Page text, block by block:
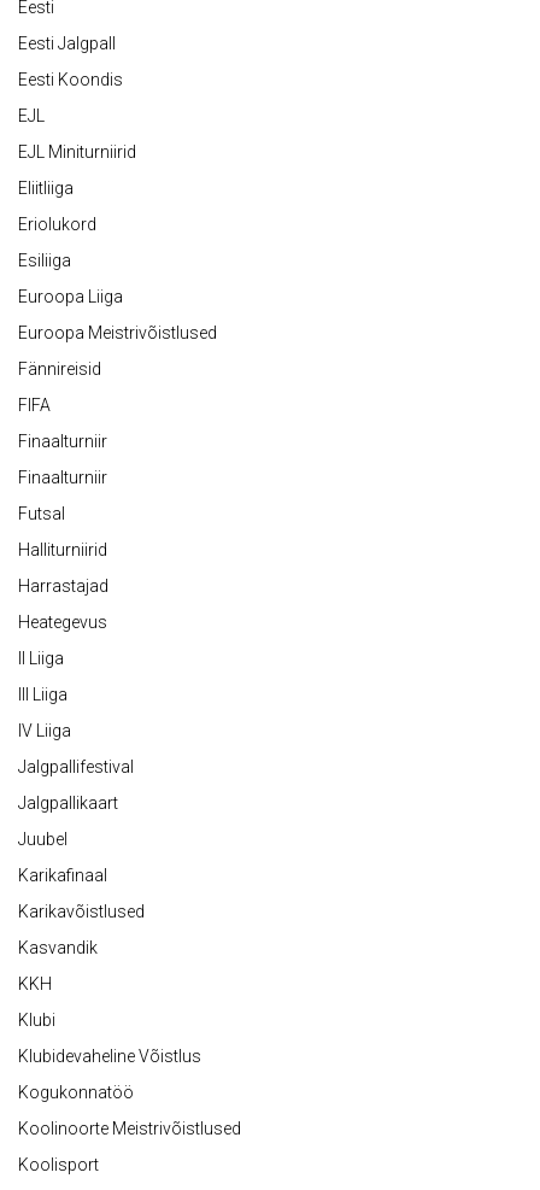
Eesti
Eesti Jalgpall
Eesti Koondis
EJL
EJL Miniturniirid
Eliitliiga
Eriolukord
Esiliiga
Euroopa Liiga
Euroopa Meistrivõistlused
Fännireisid
FIFA
Finaalturniir
Finaalturniir
Futsal
Halliturniirid
Harrastajad
Heategevus
II Liiga
III Liiga
IV Liiga
Jalgpallifestival
Jalgpallikaart
Juubel
Karikafinaal
Karikavõistlused
Kasvandik
KKH
Klubi
Klubidevaheline Võistlus
Kogukonnatöö
Koolinoorte Meistrivõistlused
Koolisport